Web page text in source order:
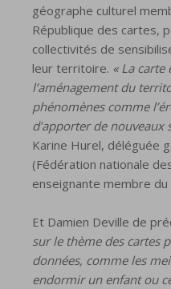
géographe culturel
République des cartes,
collectivités de
leur territoire. « La
l’aménagement du
phénomènes comme
d’apporter de nouveaux
Karine Hurel, déléguée
(Fédération nationale
enseignante membre
Et Damien Deville de
sur le thème des cartes
données, comme les
endormir un enfant ou